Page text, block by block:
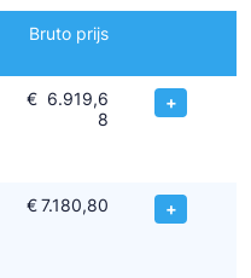
Bruto prijs
€ 6.919,6
8
+
€7.180,80 +